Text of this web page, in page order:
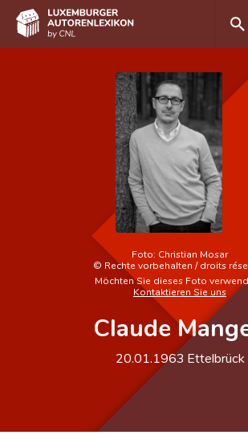
Autor(inn)en A-Z
Erweiterte Suche
Häufige Fragen und Antworten
Foto: Christian Mosar
© Rechte vorbehalten / droits
Möchten Sie dieses Foto
Kontaktieren Sie uns
Claude
20.01.1963 Ettelbrück